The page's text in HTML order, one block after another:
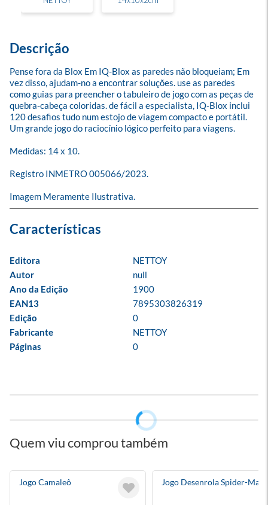
Descrição
Pense fora da Blox Em IQ-Blox as paredes não bloqueiam; Em
vez disso, ajudam-no a encontrar soluções. use as paredes
como guias para preencher o tabuleiro de jogo com as peças de
quebra-cabeça coloridas. de fácil a especialista, IQ-Blox inclui
120 desafios tudo num estojo de viagem compacto e portátil.
Um grande jogo do raciocínio lógico perfeito para viagens.
Medidas: 14 x 10.
Registro INMETRO 005066/2023.
Imagem Meramente Ilustrativa.
Editora
NETTOY
Autor
null
Ano da Edição
1900
EAN13
7895303826319
Edição
0
Fabricante
NETTOY
Páginas
0
Quem viu comprou também
Jogo Camaleô Jogo Desenrola Spider-Man